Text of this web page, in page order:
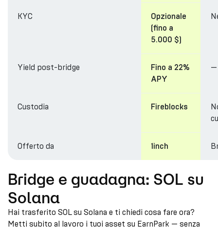
KYC
Opzionale
(fino a
5.000 $)
Yield post-bridge
Fino a 22%
APY
—
Custodia Fireblocks
Offerto da 1inch
Bridge e guadagna: SOL su
Solana
Hai trasferito SOL su Solana e ti chiedi cosa fare ora?
Metti subito al lavoro i tuoi asset su EarnPark — senza